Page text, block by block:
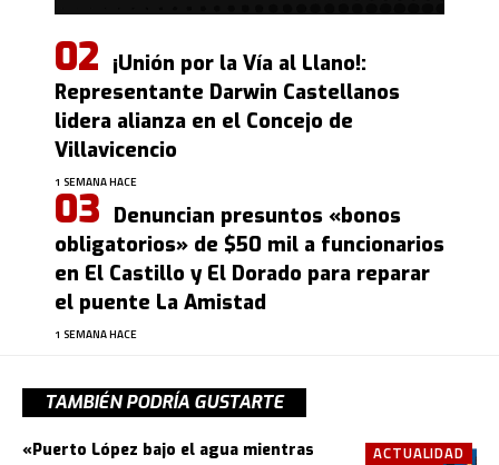
¡Unión por la Vía al Llano!:
Representante Darwin Castellanos
lidera alianza en el Concejo de
Villavicencio
1 SEMANA HACE
Denuncian presuntos «bonos
obligatorios» de $50 mil a funcionarios
en El Castillo y El Dorado para reparar
el puente La Amistad
1 SEMANA HACE
TAMBIÉN PODRÍA GUSTARTE
ACTUALIDAD
«Puerto López bajo el agua mientras